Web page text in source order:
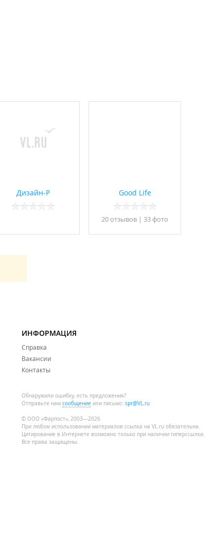
Дизайн-Р Good Life
20 отзывов | 33 фото
ИНФОРМАЦИЯ
Справка
Вакансии
Контакты
Обнаружили ошибку, есть предложения?
Отправьте нам сообщение или письмо: spr@VL.ru
© ООО «Фарпост», 2003—2026
При любом использовании материалов ссылка на VL.ru обязательна.
Цитирование в Интернете возможно только при наличии гиперссылки.
Все права защищены.